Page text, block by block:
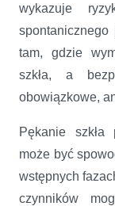
wykazuje
tam, gdzie
szkła, a
obowiązkowe,
Pękanie szkła
może być
wstępnych
czynników